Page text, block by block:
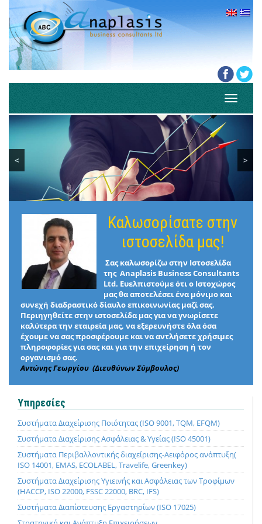
Toggle
< >
Καλωσορίσατε στην
ιστοσελίδα μας!
Σας καλωσορίζω στην Ιστοσελίδα
της Anaplasis Business Consultants
Ltd. Ευελπιστούμε ότι ο Ιστοχώρος
μας θα αποτελέσει ένα μόνιμο και
συνεχή διαδραστικό δίαυλο επικοινωνίας μαζί σας.
Περιηγηθείτε στην ιστοσελίδα μας για να γνωρίσετε
καλύτερα την εταιρεία μας, να εξερευνήστε όλα όσα
έχουμε να σας προσφέρουμε και να αντλήσετε χρήσιμες
πληροφορίες για σας και για την επιχείρηση ή τον
οργανισμό σας.
Αντώνης Γεωργίου (Διευθύνων Σύμβουλος)
Υπηρεσίες
Συστήματα Διαχείρισης Ποιότητας (ISO 9001, TQM, EFQM)
Συστήματα Διαχείρισης Ασφάλειας & Υγείας (ISO 45001)
Συστήματα Περιβαλλοντικής διαχείρισης-Αειφόρος ανάπτυξη(
ISO 14001, EMAS, ECOLABEL, Travelife, Greenkey)
Συστήματα Διαχείρισης Υγιεινής και Ασφάλειας των Τροφίμων
(HACCP, ISO 22000, FSSC 22000, BRC, IFS)
Συστήματα Διαπίστευσης Εργαστηρίων (ISO 17025)